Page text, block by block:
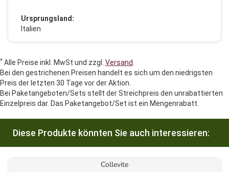
Ursprungsland:
Italien
* Alle Preise inkl. MwSt und zzgl. Versand
Bei den gestrichenen Preisen handelt es sich um den niedrigsten
Preis der letzten 30 Tage vor der Aktion.
Bei Paketangeboten/Sets stellt der Streichpreis den unrabattierten
Einzelpreis dar. Das Paketangebot/Set ist ein Mengenrabatt.
Diese Produkte könnten Sie auch interessieren:
Collevite